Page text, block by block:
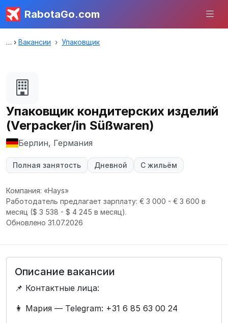
RabotaGo.com
Вакансии Упаковщик
Упаковщик кондитерских изделий
(Verpacker/in Süßwaren)
Берлин, Германия
Полная занятость Дневной С жильём
Компания: «Hays»
Работодатель предлагает зарплату: € 3 000 - € 3 600 в
месяц ($ 3 538 - $ 4 245 в месяц).
Обновлено 31.07.2026
Описание вакансии
📌 Контактные лица:
👩 Мария — Telegram: +31 6 85 63 00 24